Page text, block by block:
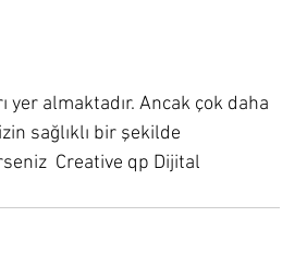
almaktadır. Ancak çok daha
sağlıklı bir şekilde
Creative qp Dijital